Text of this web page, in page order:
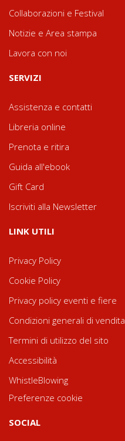
Collaborazioni e Festival
Notizie e Area stampa
Lavora con noi
SERVIZI
Assistenza e contatti
Libreria online
Prenota e ritira
Guida all'ebook
Gift Card
Iscriviti alla Newsletter
LINK UTILI
Privacy Policy
Cookie Policy
Privacy policy eventi e fiere
Condizioni generali di vendita
Termini di utilizzo del sito
Accessibilità
WhistleBlowing
Preferenze cookie
SOCIAL